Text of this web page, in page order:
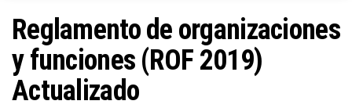
Reglamento de organizaciones
y funciones (ROF 2019)
Actualizado